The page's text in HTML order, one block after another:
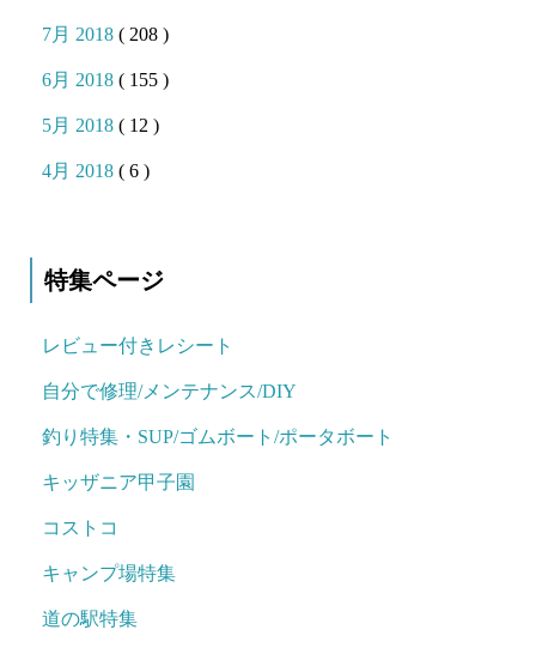
7月 2018( 208 )
6月 2018( 155 )
5月 2018( 12 )
4月 2018( 6 )
特集ページ
レビュー付きレシート
自分で修理/メンテナンス/DIY
釣り特集・SUP/ゴムボート/ポータボート
キッザニア甲子園
コストコ
キャンプ場特集
道の駅特集